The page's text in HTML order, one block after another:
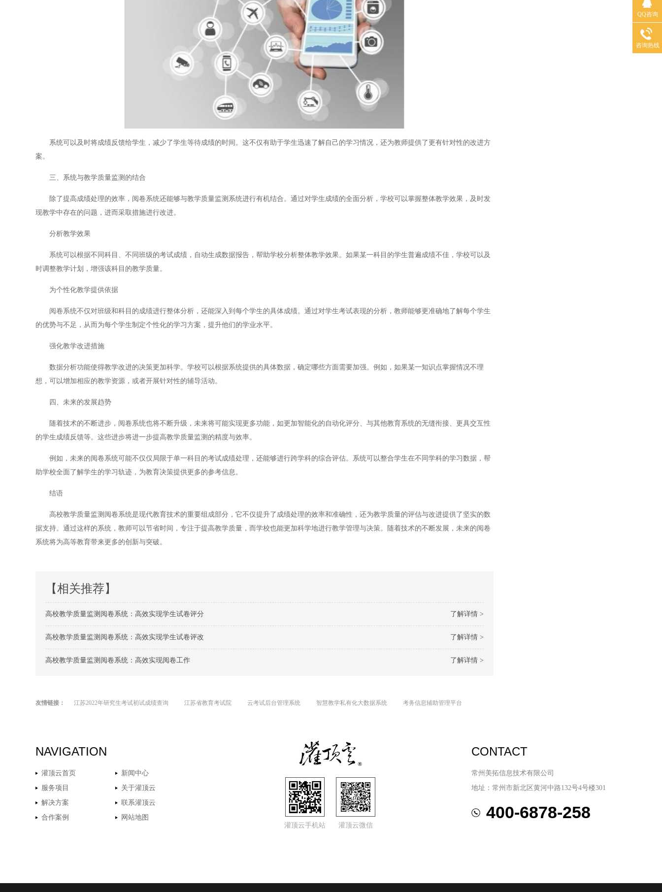
系统可以及时将成绩反馈给学生，减少了学生等待成绩的时间。这不仅有助于学生迅速了解自己的学习情况，还为教师提供了更有针对性的改进方
案。
三、系统与教学质量监测的结合
除了提高成绩处理的效率，阅卷系统还能够与教学质量监测系统进行有机结合。通过对学生成绩的全面分析，学校可以掌握整体教学效果，及时发
现教学中存在的问题，进而采取措施进行改进。
分析教学效果
系统可以根据不同科目、不同班级的考试成绩，自动生成数据报告，帮助学校分析整体教学效果。如果某一科目的学生普遍成绩不佳，学校可以及
时调整教学计划，增强该科目的教学质量。
为个性化教学提供依据
阅卷系统不仅对班级和科目的成绩进行整体分析，还能深入到每个学生的具体成绩。通过对学生考试表现的分析，教师能够更准确地了解每个学生
的优势与不足，从而为每个学生制定个性化的学习方案，提升他们的学业水平。
强化教学改进措施
数据分析功能使得教学改进的决策更加科学。学校可以根据系统提供的具体数据，确定哪些方面需要加强。例如，如果某一知识点掌握情况不理
想，可以增加相应的教学资源，或者开展针对性的辅导活动。
四、未来的发展趋势
随着技术的不断进步，阅卷系统也将不断升级，未来将可能实现更多功能，如更加智能化的自动化评分、与其他教育系统的无缝衔接、更具交互性
的学生成绩反馈等。这些进步将进一步提高教学质量监测的精度与效率。
例如，未来的阅卷系统可能不仅仅局限于单一科目的考试成绩处理，还能够进行跨学科的综合评估。系统可以整合学生在不同学科的学习数据，帮
助学校全面了解学生的学习轨迹，为教育决策提供更多的参考信息。
结语
高校教学质量监测阅卷系统是现代教育技术的重要组成部分，它不仅提升了成绩处理的效率和准确性，还为教学质量的评估与改进提供了坚实的数
据支持。通过这样的系统，教师可以节省时间，专注于提高教学质量，而学校也能更加科学地进行教学管理与决策。随着技术的不断发展，未来的阅卷
系统将为高等教育带来更多的创新与突破。
【相关推荐】
了解详情 >
高校教学质量监测阅卷系统：高效实现学生试卷评分
了解详情 >
高校教学质量监测阅卷系统：高效实现学生试卷评改
了解详情 >
高校教学质量监测阅卷系统：高效实现阅卷工作
友情链接： 江苏2022年研究生考试初试成绩查询 江苏省教育考试院 云考试后台管理系统 智慧教学私有化大数据系统 考务信息辅助管理平台
NAVIGATION
灌顶云首页
新闻中心
服务项目
关于灌顶云
解决方案
联系灌顶云
合作案例
网站地图
灌顶云手机站
灌顶云微信
CONTACT
常州美拓信息技术有限公司
地址：常州市新北区黄河中路132号4号楼301
400-6878-258
QQ咨询
咨询热线